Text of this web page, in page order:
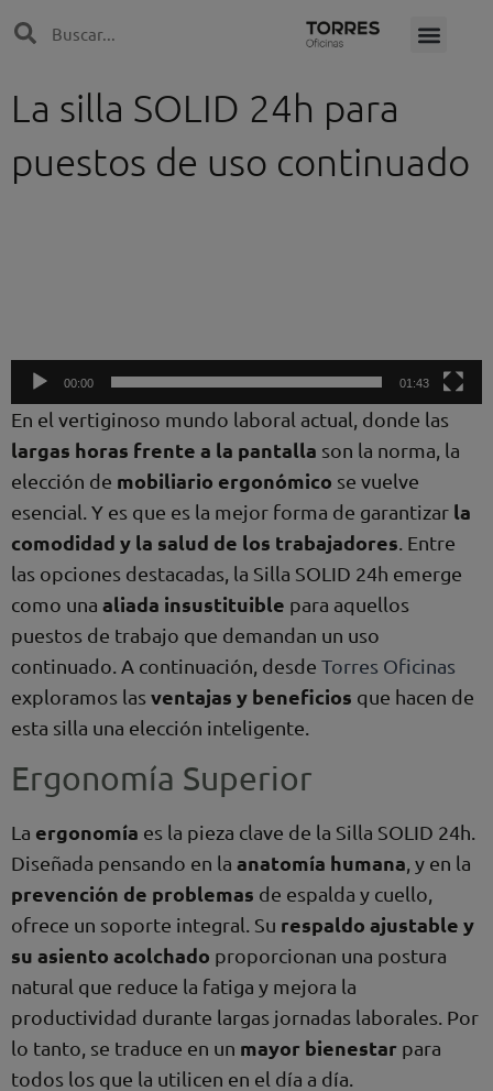
SearchSearch
La silla SOLID 24h para
puestos de uso continuado
00:00 01:43
En el vertiginoso mundo laboral actual, donde las
largas horas frente a la pantalla son la norma, la
elección de mobiliario ergonómico se vuelve
esencial. Y es que es la mejor forma de garantizar la
comodidad y la salud de los trabajadores . Entre
las opciones destacadas, la Silla SOLID 24h emerge
como una aliada insustituible para aquellos
puestos de trabajo que demandan un uso
continuado. A continuación, desde Torres Oficinas
exploramos lasventajas y beneficios que hacen de
esta silla una elección inteligente.
Ergonomía Superior
La ergonomía es la pieza clave de la Silla SOLID 24h.
Diseñada pensando en la anatomía humana , y en la
prevención de problemas de espalda y cuello,
ofrece un soporte integral. Su respaldo ajustable y
su asiento acolchado proporcionan una postura
natural que reduce la fatiga y mejora la
productividad durante largas jornadas laborales. Por
lo tanto, se traduce en un mayor bienestar para
todos los que la utilicen en el día a día.